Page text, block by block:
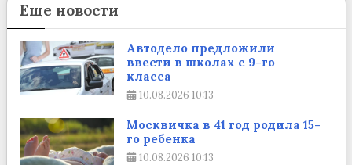
Еще новости
Автодело предложили
ввести в школах с 9-го
класса
10.08.2026 10:13
Москвичка в 41 год родила 15-
го ребенка
10.08.2026 10:13